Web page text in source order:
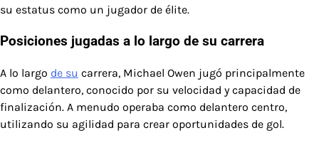
su estatus como un jugador de élite.
Posiciones jugadas a lo largo de su carrera
A lo largo de su carrera, Michael Owen jugó principalmente
como delantero, conocido por su velocidad y capacidad de
finalización. A menudo operaba como delantero centro,
utilizando su agilidad para crear oportunidades de gol.